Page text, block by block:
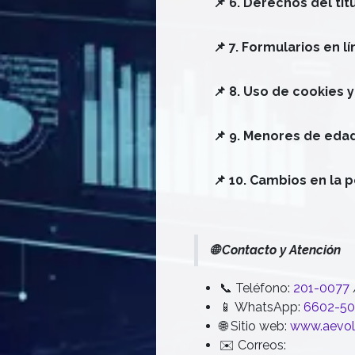
📌 7. Formularios en
📌 8. Uso de cookies
📌 9. Menores de
📌 10. Cambios en la
🌐 Contacto y Atención
📞 Teléfono: 201-0077
📱 WhatsApp: 6602-
🌐 Sitio web:
✉️ Correos: